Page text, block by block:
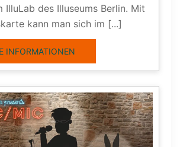
IlluLab des Illuseums Berlin. Mit
kann man sich im [...]
INFORMATIONEN